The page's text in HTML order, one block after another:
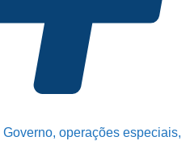
Governo, operações especiais,